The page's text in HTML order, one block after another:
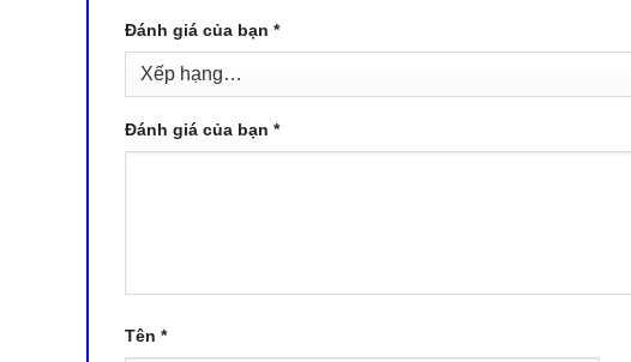
Đánh giá của bạn *
Đánh giá của bạn *
Tên *